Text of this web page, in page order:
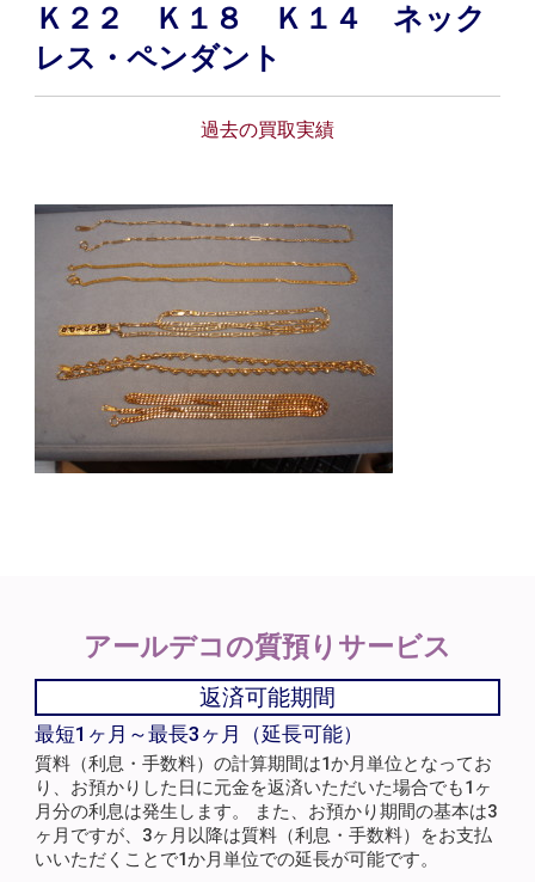
Ｋ２２ Ｋ１８ Ｋ１４ ネック
レス・ペンダント
過去の買取実績
アールデコの質預りサービス
返済可能期間
最短1ヶ月～最長3ヶ月（延長可能）
質料（利息・手数料）の計算期間は1か月単位となってお
り、お預かりした日に元金を返済いただいた場合でも1ヶ
月分の利息は発生します。 また、お預かり期間の基本は3
ヶ月ですが、3ヶ月以降は質料（利息・手数料）をお支払
いいただくことで1か月単位での延長が可能です。